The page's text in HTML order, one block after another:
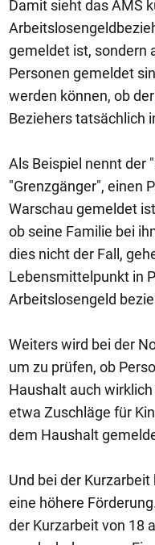
Damit sieht das AMS
gemeldet ist, sondern
Personen gemeldet
werden können, ob
Beziehers tatsächlich
Als Beispiel nennt der
"Grenzgänger", einen
Warschau gemeldet
ob seine Familie bei
dies nicht der Fall,
Lebensmittelpunkt in
Arbeitslosengeld
Weiters wird bei der
um zu prüfen, ob
Haushalt auch
etwa Zuschläge für
dem Haushalt
Und bei der
eine höhere
der Kurzarbeit von 18